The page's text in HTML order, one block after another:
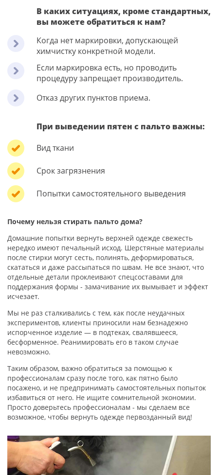
В каких ситуациях, кроме стандартных,
вы можете обратиться к нам?
Когда нет маркировки, допускающей
химчистку конкретной модели.
Если маркировка есть, но проводить
процедуру запрещает производитель.
Отказ других пунктов приема.
При выведении пятен с пальто важны:
Вид ткани
Срок загрязнения
Попытки самостоятельного выведения
Почему нельзя стирать пальто дома?
Домашние попытки вернуть верхней одежде свежесть
нередко имеют печальный исход. Шерстяные материалы
после стирки могут сесть, полинять, деформироваться,
скататься и даже рассыпаться по швам. Не все знают, что
отдельные детали проклеивают спецсоставами для
поддержания формы - замачивание их вымывает и эффект
исчезает.
Мы не раз сталкивались с тем, как после неудачных
экспериментов, клиенты приносили нам безнадежно
испорченное изделие — в подтеках, свалявшееся,
бесформенное. Реанимировать его в таком случае
невозможно.
Таким образом, важно обратиться за помощью к
профессионалам сразу после того, как пятно было
посажено, и не предпринимать самостоятельных попыток
избавиться от него. Не ищите сомнительной экономии.
Просто доверьтесь профессионалам - мы сделаем все
возможное, чтобы вернуть одежде первозданный вид!